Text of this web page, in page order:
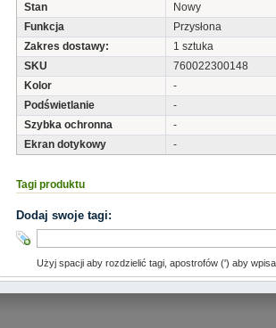
Stan
Nowy
Funkcja
Przysłona
Zakres dostawy:
1 sztuka
SKU
760022300148
Kolor
-
Podświetlanie
-
Szybka ochronna
-
Ekran dotykowy
-
Tagi produktu
Dodaj swoje tagi:
Użyj spacji aby rozdzielić tagi, apostrofów (') aby